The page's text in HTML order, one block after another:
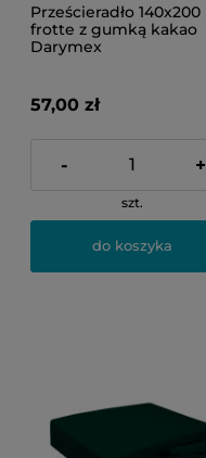
Prześcieradło 140x200
frotte z gumką kakao
Darymex
57,00 zł
- +
szt.
do koszyka